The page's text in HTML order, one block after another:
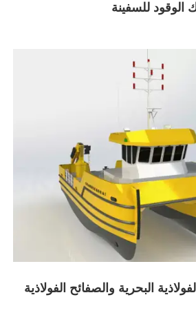
الوقود للسفينة
البحرية والصفائح الفولاذية